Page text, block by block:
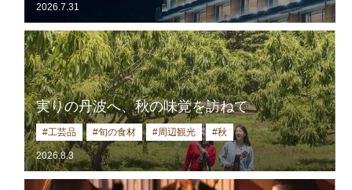
2026.7.31
実りの丹波へ、秋の味覚を訪ねて
#工芸品 #旬の食材 #周辺観光 #秋
2026.8.3